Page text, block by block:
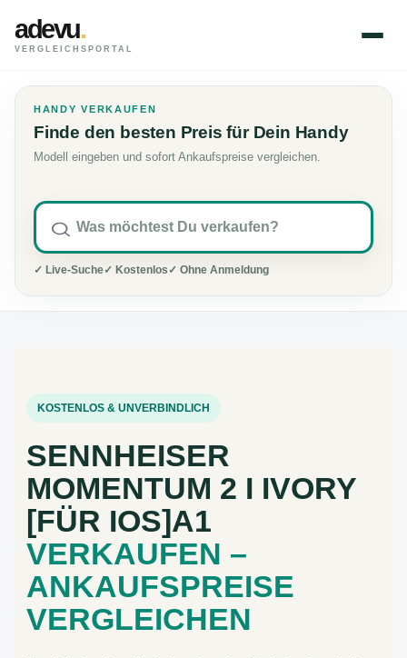
adevu.
VERGLEICHSPORTAL
HANDY VERKAUFEN
Finde den besten Preis für Dein Handy
Modell eingeben und sofort Ankaufspreise vergleichen.
✓ Live-Suche✓ Kostenlos ✓ Ohne Anmeldung
KOSTENLOS & UNVERBINDLICH
SENNHEISER
MOMENTUM 2 I IVORY
[FÜR IOS]A1
VERKAUFEN –
ANKAUFSPREISE
VERGLEICHEN